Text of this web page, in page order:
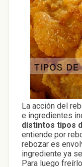
La acción del
e ingredientes
distintos tipos
entiende por
rebozar es
ingrediente ya
Para luego